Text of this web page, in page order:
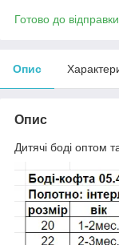
Готово до відправки
Опис
Опис
Дитячі боді оптом